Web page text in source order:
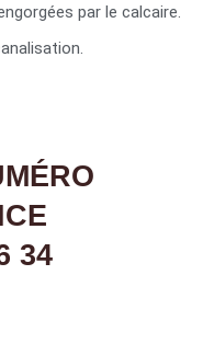
par le calcaire.
34